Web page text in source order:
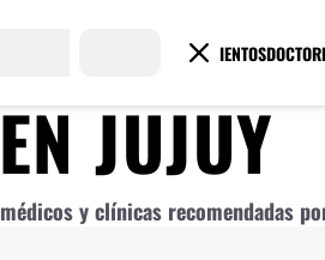
TRATAMIENTOS
JUJUY
y clínicas recomendadas